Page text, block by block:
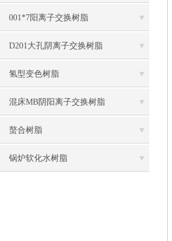
001*7阳离子交换树脂
D201大孔阴离子交换树脂
氢型变色树脂
混床MB阴阳离子交换树脂
螯合树脂
锅炉软化水树脂